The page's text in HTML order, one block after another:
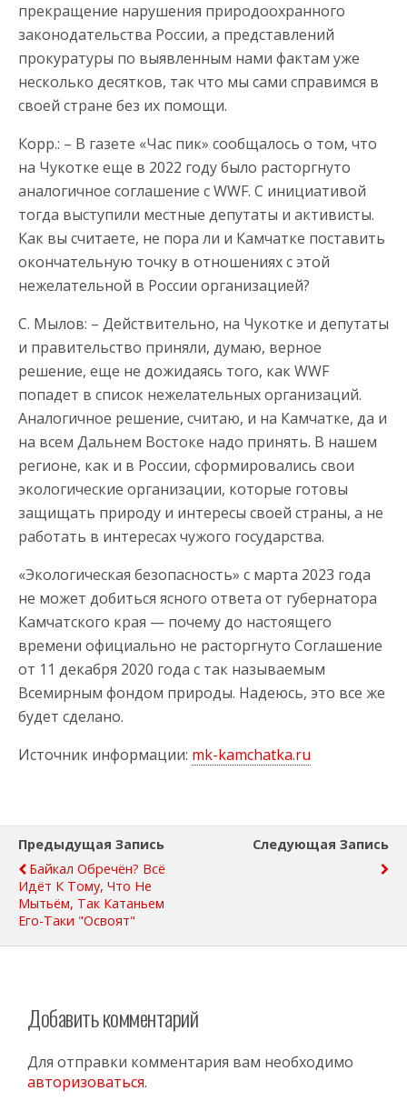
прекращение нарушения природоохранного
законодательства России, а представлений
прокуратуры по выявленным нами фактам уже
несколько десятков, так что мы сами справимся в
своей стране без их помощи.
Корр.: – В газете «Час пик» сообщалось о том, что
на Чукотке еще в 2022 году было расторгнуто
аналогичное соглашение с WWF. С инициативой
тогда выступили местные депутаты и активисты.
Как вы считаете, не пора ли и Камчатке поставить
окончательную точку в отношениях с этой
нежелательной в России организацией?
С. Мылов: – Действительно, на Чукотке и депутаты
и правительство приняли, думаю, верное
решение, еще не дожидаясь того, как WWF
попадет в список нежелательных организаций.
Аналогичное решение, считаю, и на Камчатке, да и
на всем Дальнем Востоке надо принять. В нашем
регионе, как и в России, сформировались свои
экологические организации, которые готовы
защищать природу и интересы своей страны, а не
работать в интересах чужого государства.
«Экологическая безопасность» с марта 2023 года
не может добиться ясного ответа от губернатора
Камчатского края — почему до настоящего
времени официально не расторгнуто Соглашение
от 11 декабря 2020 года с так называемым
Всемирным фондом природы. Надеюсь, это все же
будет сделано.
Источник информации: mk-kamchatka.ru
Предыдущая Запись
Байкал Обречён? Всё
Идёт К Тому, Что Не
Мытьём, Так Катаньем
Его-Таки "освоят"
Следующая Запись
Добавить комментарий
Для отправки комментария вам необходимо
авторизоваться.